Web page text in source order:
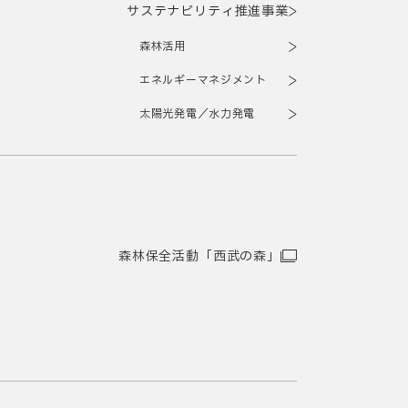
サステナビリティ推進事業
森林活用
エネルギーマネジメント
太陽光発電／水力発電
森林保全活動「西武の森」